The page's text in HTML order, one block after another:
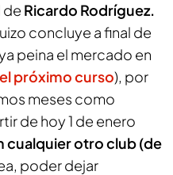
de Ricardo Rodríguez.
concluye a final de
peina el mercado en
próximo curso), por
meses como
de hoy 1 de enero
cualquier otro club (de
poder dejar